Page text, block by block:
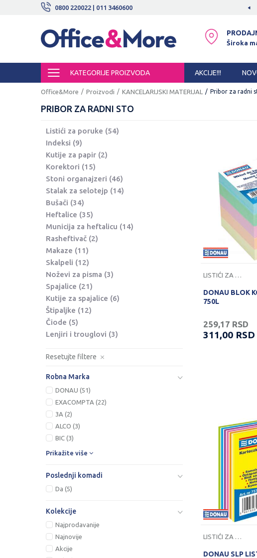
0800 220022 | 011 3460600
ISPORUKE! SIGURNO PLAĆANJE PLATNIM KARTICAMA!
Široka
KATEGORIJE PROIZVODA AKCIJE!!!
Office&More Proizvodi KANCELARIJSKI MATERIJAL Pribor za radni
PRIBOR ZA RADNI STO
Listići za poruke (54)
Indeksi (9)
Kutije za papir (2)
Korektori (15)
Stoni organajzeri (46)
Stalak za selotejp (14)
Bušači (34)
Heftalice (35)
Municija za heftalicu (14)
Rasheftivač (2)
Makaze (11)
Skalpeli (12)
Noževi za pisma (3)
Spajalice (21)
Kutije za spajalice (6)
Štipaljke (12)
Čiode (5)
Lenjiri i trouglovi (3)
Resetujte filtere
Robna Marka
DONAU (51)
EXACOMPTA (22)
3A (2)
ALCO (3)
BIC (3)
Prikažite više
Poslednji komadi
Da (5)
Kolekcije
Najprodavanije
Najnovije
Akcije
LISTIĆI ZA PORUKE
DONAU BLOK
750L
259,17 RSD
311,00 RSD
LISTIĆI ZA PORUKE
DONAU SLP